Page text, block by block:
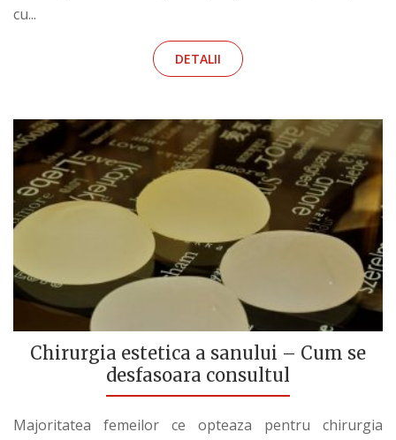
cu...
DETALII
Chirurgia estetica a sanului – Cum se
desfasoara consultul
Majoritatea femeilor ce opteaza pentru chirurgia